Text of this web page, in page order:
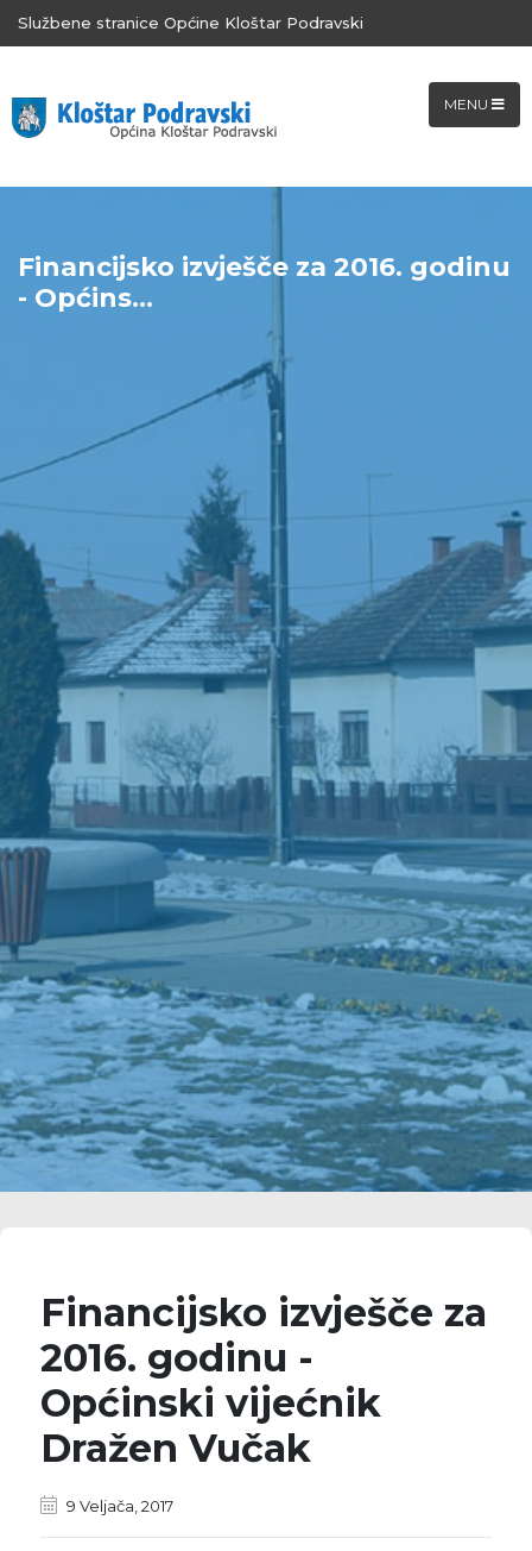
Službene stranice Općine Kloštar Podravski
MENU
Financijsko izvješče za 2016. godinu
- Općins...
Financijsko izvješče za
2016. godinu -
Općinski vijećnik
Dražen Vučak
9 Veljača, 2017